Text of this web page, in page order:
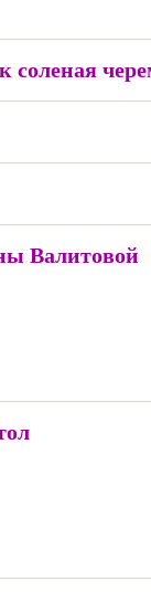
соленая
Валитовой